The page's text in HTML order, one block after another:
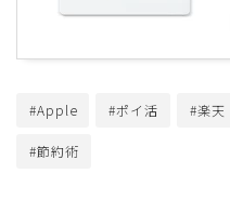
#Apple #ポイ活 #楽天
#節約術